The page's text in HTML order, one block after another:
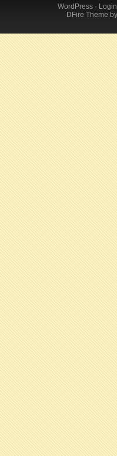
WordPress· Login
DFire Theme